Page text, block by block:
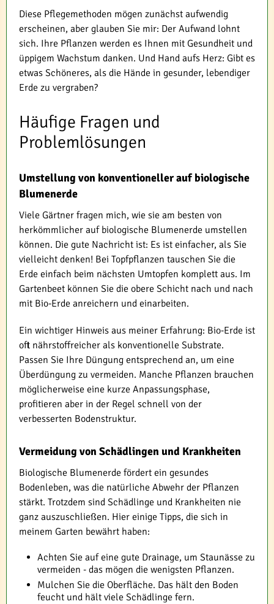
Diese Pflegemethoden mögen zunächst aufwendig
erscheinen, aber glauben Sie mir: Der Aufwand lohnt
sich. Ihre Pflanzen werden es Ihnen mit Gesundheit und
üppigem Wachstum danken. Und Hand aufs Herz: Gibt es
etwas Schöneres, als die Hände in gesunder, lebendiger
Erde zu vergraben?
Häufige Fragen und
Problemlösungen
Umstellung von konventioneller auf biologische
Blumenerde
Viele Gärtner fragen mich, wie sie am besten von
herkömmlicher auf biologische Blumenerde umstellen
können. Die gute Nachricht ist: Es ist einfacher, als Sie
vielleicht denken! Bei Topfpflanzen tauschen Sie die
Erde einfach beim nächsten Umtopfen komplett aus. Im
Gartenbeet können Sie die obere Schicht nach und nach
mit Bio-Erde anreichern und einarbeiten.
Ein wichtiger Hinweis aus meiner Erfahrung: Bio-Erde ist
oft nährstoffreicher als konventionelle Substrate.
Passen Sie Ihre Düngung entsprechend an, um eine
Überdüngung zu vermeiden. Manche Pflanzen brauchen
möglicherweise eine kurze Anpassungsphase,
profitieren aber in der Regel schnell von der
verbesserten Bodenstruktur.
Vermeidung von Schädlingen und Krankheiten
Biologische Blumenerde fördert ein gesundes
Bodenleben, was die natürliche Abwehr der Pflanzen
stärkt. Trotzdem sind Schädlinge und Krankheiten nie
ganz auszuschließen. Hier einige Tipps, die sich in
meinem Garten bewährt haben:
Achten Sie auf eine gute Drainage, um Staunässe zu
vermeiden - das mögen die wenigsten Pflanzen.
Mulchen Sie die Oberfläche. Das hält den Boden
feucht und hält viele Schädlinge fern.